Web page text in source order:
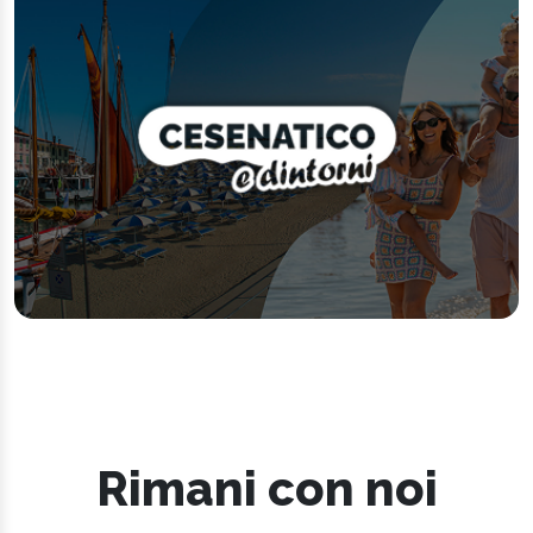
Rimani con noi